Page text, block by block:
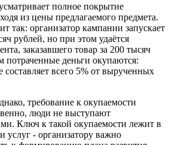
полное покрытие
из цены предлагаемого предмета.
так: организатор кампании запускает
рублей, но при этом удаётся
заказавшего товар за 200 тысяч
потраченные деньги окупаются:
составляет всего 5% от вырученных
требование к окупаемости
люди не выступают
Ключ к такой окупаемости лежит в
услуг - организатору важно